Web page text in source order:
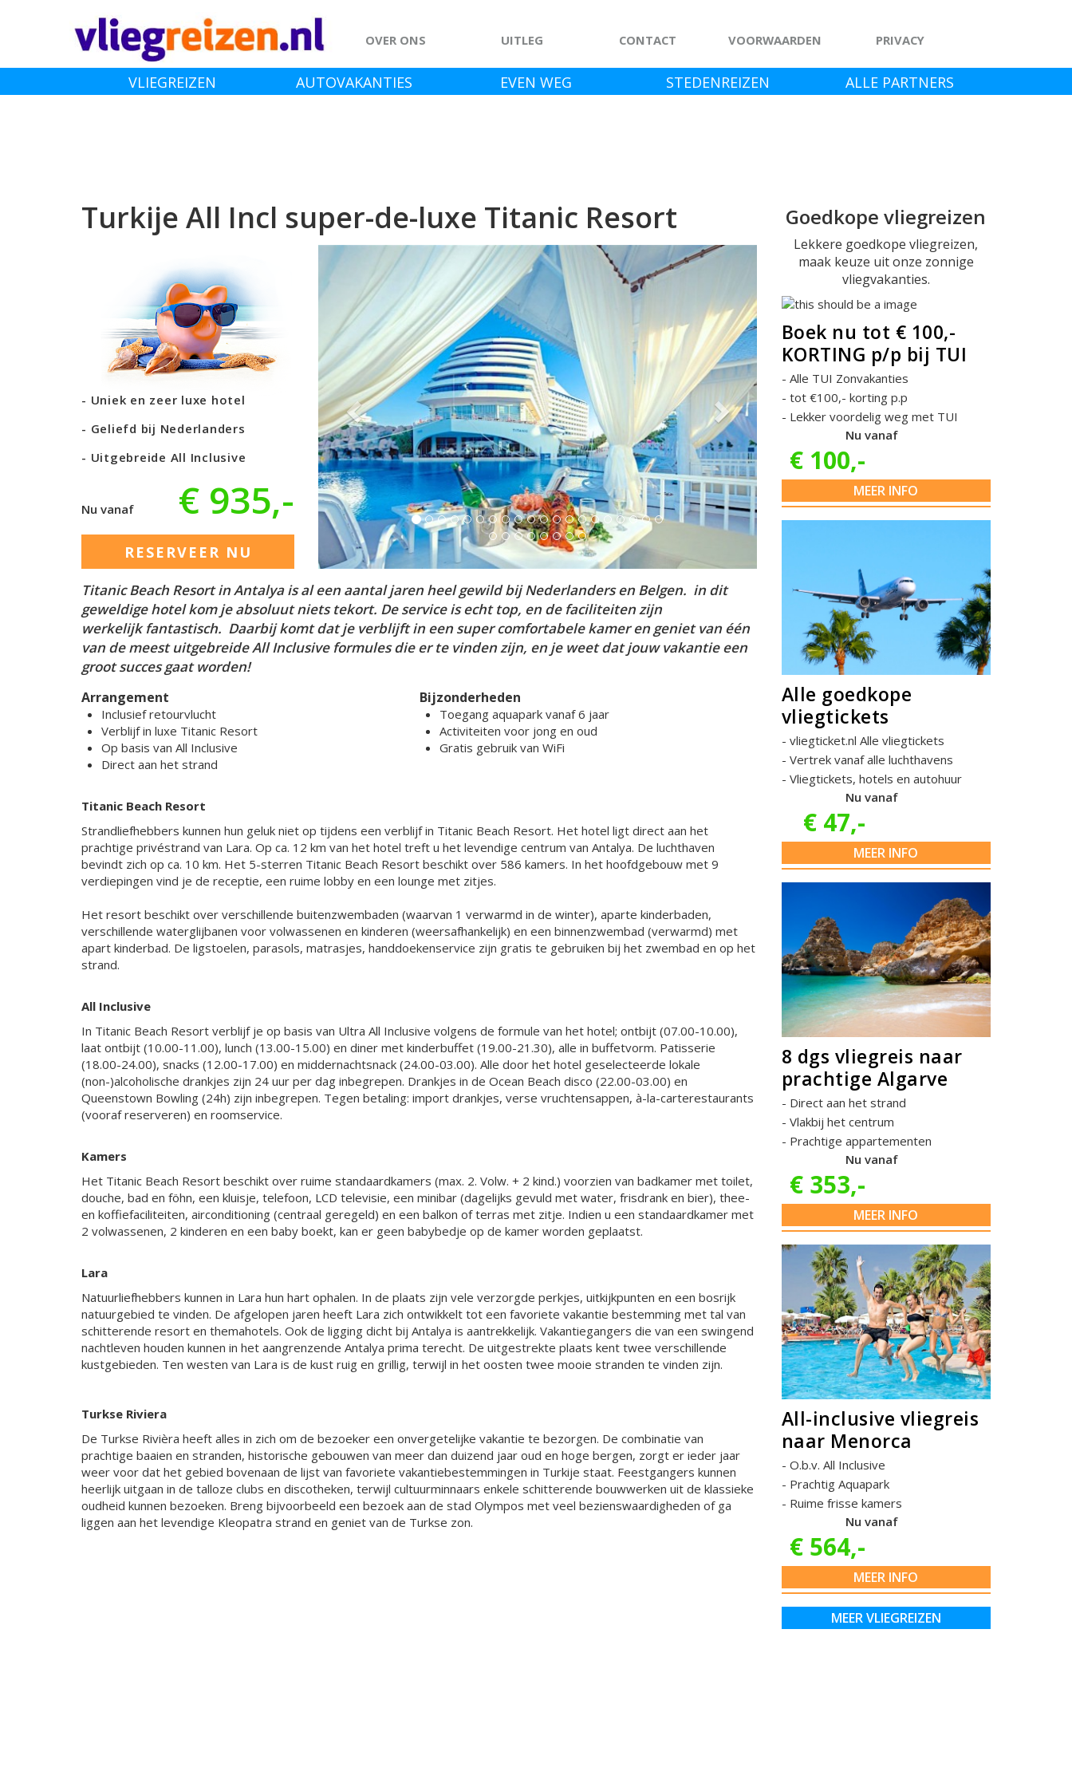
OVER ONS UITLEG CONTACT VOORWAARDEN PRIVACY
VLIEGREIZEN AUTOVAKANTIES EVEN WEG STEDENREIZEN
ALLE PARTNERS
Turkije All Incl super-de-luxe Titanic Resort
Uniek en zeer luxe hotel
Geliefd bij Nederlanders
Uitgebreide All Inclusive
Nu vanaf € 935,-
RESERVEER NU
Previous
Titanic Beach Resort in Antalya is al een aantal jaren heel gewild bij Nederlanders en Belgen. in dit
geweldige hotel kom je absoluut niets tekort. De service is echt top, en de faciliteiten zijn
werkelijk fantastisch. Daarbij komt dat je verblijft in een super comfortabele kamer en geniet van één
van de meest uitgebreide All Inclusive formules die er te vinden zijn, en je weet dat jouw vakantie een
groot succes gaat worden!
Arrangement
Inclusief retourvlucht
Verblijf in luxe Titanic Resort
Op basis van All Inclusive
Direct aan het strand
Bijzonderheden
Toegang aquapark vanaf 6 jaar
Activiteiten voor jong en oud
Gratis gebruik van WiFi
Titanic Beach Resort
Strandliefhebbers kunnen hun geluk niet op tijdens een verblijf in Titanic Beach Resort. Het hotel ligt direct aan het
prachtige privéstrand van Lara. Op ca. 12 km van het hotel treft u het levendige centrum van Antalya. De luchthaven
bevindt zich op ca. 10 km. Het 5-sterren Titanic Beach Resort beschikt over 586 kamers. In het hoofdgebouw met 9
verdiepingen vind je de receptie, een ruime lobby en een lounge met zitjes.
Het resort beschikt over verschillende buitenzwembaden (waarvan 1 verwarmd in de winter), aparte kinderbaden,
verschillende waterglijbanen voor volwassenen en kinderen (weersafhankelijk) en een binnenzwembad (verwarmd) met
apart kinderbad. De ligstoelen, parasols, matrasjes, handdoekenservice zijn gratis te gebruiken bij het zwembad en op het
strand.
All Inclusive
In Titanic Beach Resort verblijf je op basis van Ultra All Inclusive volgens de formule van het hotel; ontbijt (07.00-10.00),
laat ontbijt (10.00-11.00), lunch (13.00-15.00) en diner met kinderbuffet (19.00-21.30), alle in buffetvorm. Patisserie
(18.00-24.00), snacks (12.00-17.00) en middernachtsnack (24.00-03.00). Alle door het hotel geselecteerde lokale
(non-)alcoholische drankjes zijn 24 uur per dag inbegrepen. Drankjes in de Ocean Beach disco (22.00-03.00) en
Queenstown Bowling (24h) zijn inbegrepen. Tegen betaling: import drankjes, verse vruchtensappen, à-la-carterestaurants
(vooraf reserveren) en roomservice.
Kamers
Het Titanic Beach Resort beschikt over ruime standaardkamers (max. 2. Volw. + 2 kind.) voorzien van badkamer met toilet,
douche, bad en föhn, een kluisje, telefoon, LCD televisie, een minibar (dagelijks gevuld met water, frisdrank en bier), thee-
en koffiefaciliteiten, airconditioning (centraal geregeld) en een balkon of terras met zitje. Indien u een standaardkamer met
2 volwassenen, 2 kinderen en een baby boekt, kan er geen babybedje op de kamer worden geplaatst.
Lara
Natuurliefhebbers kunnen in Lara hun hart ophalen. In de plaats zijn vele verzorgde perkjes, uitkijkpunten en een bosrijk
natuurgebied te vinden. De afgelopen jaren heeft Lara zich ontwikkelt tot een favoriete vakantie bestemming met tal van
schitterende resort en themahotels. Ook de ligging dicht bij Antalya is aantrekkelijk. Vakantiegangers die van een swingend
nachtleven houden kunnen in het aangrenzende Antalya prima terecht. De uitgestrekte plaats kent twee verschillende
kustgebieden. Ten westen van Lara is de kust ruig en grillig, terwijl in het oosten twee mooie stranden te vinden zijn.
Turkse Riviera
De Turkse Rivièra heeft alles in zich om de bezoeker een onvergetelijke vakantie te bezorgen. De combinatie van
prachtige baaien en stranden, historische gebouwen van meer dan duizend jaar oud en hoge bergen, zorgt er ieder jaar
weer voor dat het gebied bovenaan de lijst van favoriete vakantiebestemmingen in Turkije staat. Feestgangers kunnen
heerlijk uitgaan in de talloze clubs en discotheken, terwijl cultuurminnaars enkele schitterende bouwwerken uit de klassieke
oudheid kunnen bezoeken. Breng bijvoorbeeld een bezoek aan de stad Olympos met veel bezienswaardigheden of ga
liggen aan het levendige Kleopatra strand en geniet van de Turkse zon.
Goedkope vliegreizen
Lekkere goedkope vliegreizen,
maak keuze uit onze zonnige
vliegvakanties.
Boek nu tot € 100,-
KORTING p/p bij TUI
Alle TUI Zonvakanties
tot €100,- korting p.p
Lekker voordelig weg met TUI
Nu vanaf
€ 100,-
MEER INFO
Alle goedkope
vliegtickets
vliegticket.nl Alle vliegtickets
Vertrek vanaf alle luchthavens
Vliegtickets, hotels en autohuur
Nu vanaf
€ 47,-
MEER INFO
8 dgs vliegreis naar
prachtige Algarve
Direct aan het strand
Vlakbij het centrum
Prachtige appartementen
Nu vanaf
€ 353,-
MEER INFO
All-inclusive vliegreis
naar Menorca
O.b.v. All Inclusive
Prachtig Aquapark
Ruime frisse kamers
Nu vanaf
€ 564,-
MEER INFO
MEER VLIEGREIZEN